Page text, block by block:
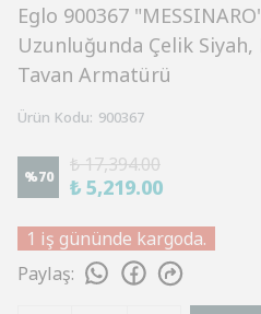
Eglo 900367
Uzunluğunda Çelik Siyah,
Tavan Armatürü
Ürün Kodu: 900367
%70
₺ 17,394.00
₺ 5,219.00
1 iş gününde kargoda.
Paylaş: